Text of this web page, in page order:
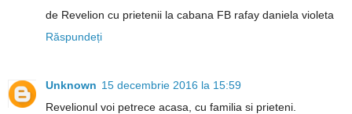
de Revelion cu prietenii la cabana FB rafay daniela violeta
Răspundeți
Unknown 15 decembrie 2016 la 15:59
Revelionul voi petrece acasa, cu familia si prieteni.